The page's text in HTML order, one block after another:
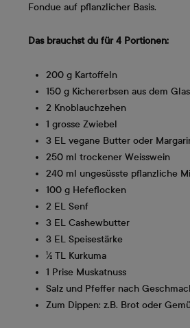
Fondue auf pflanzlicher Basis.
Das brauchst du für 4 Portionen:
200 g Kartoffeln
150 g Kichererbsen aus dem
2 Knoblauchzehen
1 grosse Zwiebel
3 EL vegane Butter oder
250 ml trockener Weisswein
240 ml ungesüsste pflanzliche
100 g Hefeflocken
2 EL Senf
3 EL Cashewbutter
3 EL Speisestärke
½ TL Kurkuma
1 Prise Muskatnuss
Salz und Pfeffer nach
Zum Dippen: z.B. Brot oder